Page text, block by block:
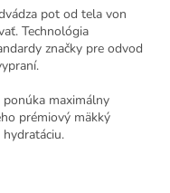
pot od tela von
Technológia
značky pre odvod
maximálny
prémiový mäkký